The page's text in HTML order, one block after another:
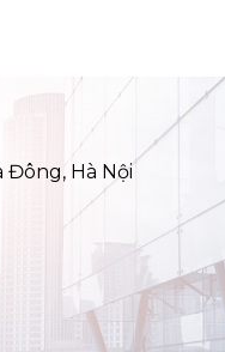
Đông, Hà Nội